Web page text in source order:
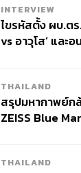
INTERVIEW
ไขรหัสตั้ง ผบ.ตร
vs อาวุโส’ และ
THAILAND
สรุปมหากาพย์ก
ZEISS Blue
จ่ายหนี้-แอบระบุ
THAILAND